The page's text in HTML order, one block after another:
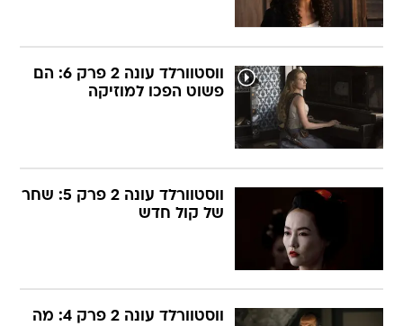
ווסטוורלד עונה 2 פרק 6: הם
פשוט הפכו למוזיקה
ווסטוורלד עונה 2 פרק 5: שחר
של קול חדש
ווסטוורלד עונה 2 פרק 4: מה